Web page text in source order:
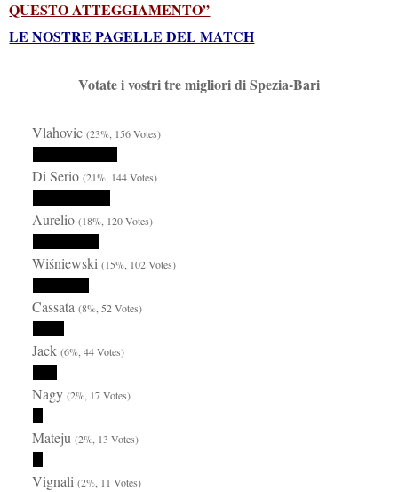
QUESTO ATTEGGIAMENTO”
LE NOSTRE PAGELLE DEL MATCH
Votate i vostri tre migliori di Spezia-Bari
Vlahovic(23%, 156 Votes)
Di Serio(21%, 144 Votes)
Aurelio(18%, 120 Votes)
Wiśniewski(15%, 102 Votes)
Cassata(8%, 52 Votes)
Jack(6%, 44 Votes)
Nagy(2%, 17 Votes)
Mateju(2%, 13 Votes)
Vignali(2%, 11 Votes)